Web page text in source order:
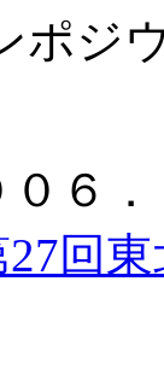
ポジ
０６
回東